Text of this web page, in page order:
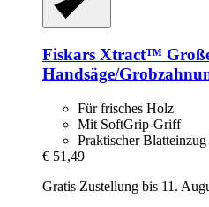
Fiskars Xtract™
Handsäge/
Für frisches Holz
Mit SoftGrip-Griff
Praktischer Blatteinzug
€ 51,49
Gratis Zustellung bis 11.